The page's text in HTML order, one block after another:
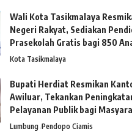
Wali Kota Tasikmalaya
Negeri Rakyat, Sediakan
Prasekolah Gratis bagi 850
Kota Tasikmalaya
Bupati Herdiat Resmikan
Awiluar, Tekankan
Pelayanan Publik bagi
Lumbung Pendopo Ciamis